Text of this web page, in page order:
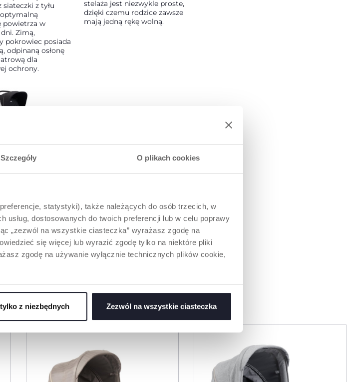
Szczegóły O plikach cookies
statystyki), także należących do osób trzecich, w
usług, dostosowanych do twoich preferencji lub w celu poprawy
„zezwól na wszystkie ciasteczka” wyrażasz zgodę na
się więcej lub wyrazić zgodę tylko na niektóre pliki
zgodę na używanie wyłącznie technicznych plików cookie,
z niezbędnych Zezwól na wszystkie ciasteczka
siateczki z tyłu
powietrza w
Zimą,
pokrowiec posiada
odpinaną osłonę
dla
ochrony.
stelaża jest niezwykle proste,
dzięki czemu rodzice zawsze
mają jedną rękę wolną.
i ochronę
dni. Posiada
regulowane
zapewnić
i
się do każdej
CIĘ ZAINTERESOWAĆ